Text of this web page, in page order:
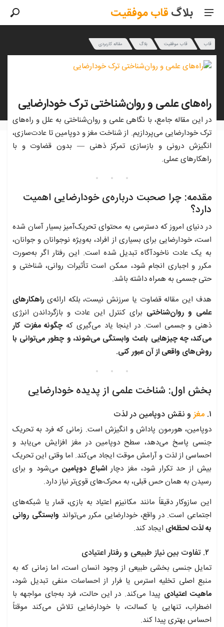
بلاگقابموفقیت
قاب قاب موفقیت بلاگ مقاله کاربردی
راه‌های علمی و روان‌شناختی ترک خودارضایی
در این مقاله جامع، با نگاهی علمی و روان‌شناختی به علل و راه‌های
ترک خودارضایی می‌پردازیم. از شناخت مغز و دوپامین تا عادت‌سازی،
انگیزش درونی و بازسازی تمرکز ذهنی — بدون قضاوت و با
راهکارهای عملی.
مقدمه: چرا صحبت درباره‌ی خودارضایی اهمیت
دارد؟
در دنیای امروز که دسترسی به محتوای تحریک‌آمیز بسیار آسان شده
است، خودارضایی برای بسیاری از افراد، به‌ویژه نوجوانان و جوانان،
به یک عادت ناخودآگاه تبدیل شده است. این رفتار اگر به‌صورت
مکرر و اجباری انجام شود، ممکن است تأثیرات روانی، شناختی و
حتی جسمی به همراه داشته باشد.
هدف این مقاله قضاوت یا سرزنش نیست، بلکه ارائه‌ی راهکارهای
علمی و روان‌شناختی برای کنترل این عادت و بازگرداندن انرژی
ذهنی و جسمی است. در اینجا یاد می‌گیری که چگونه مغزت کار
می‌کند، چه چیزهایی باعث وابستگی می‌شوند، و چطور می‌توانی با
روش‌های واقعی از آن عبور کنی.
بخش اول: شناخت علمی از پدیده خودارضایی
۱. مغزو نقش دوپامین در لذت
دوپامین، هورمون پاداش و انگیزش است. زمانی که فرد به تحریک
جنسی پاسخ می‌دهد، سطح دوپامین در مغز افزایش می‌یابد و
احساسی از لذت و آرامش موقت ایجاد می‌کند. اما وقتی این تحریک
بیش از حد تکرار شود، مغز دچار اشباع دوپامین می‌شود و برای
رسیدن به همان حس قبلی، به محرک‌های قوی‌تر نیاز دارد.
این سازوکار دقیقاً مانند مکانیزم اعتیاد به بازی، قمار یا شبکه‌های
اجتماعی است. در واقع، خودارضایی مکرر می‌تواند وابستگی روانی
به لذت لحظه‌ای ایجاد کند.
تمایل جنسی بخشی طبیعی از وجود انسان است، اما زمانی که به
منبع اصلی تخلیه استرس یا فرار از احساسات منفی تبدیل شود،
ماهیت اعتیادی پیدا می‌کند. در این حالت، فرد به‌جای مواجهه با
اضطراب، تنهایی یا کسالت، با خودارضایی تلاش می‌کند موقتاً
احساس بهتری پیدا کند.